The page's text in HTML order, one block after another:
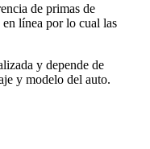
de primas de
línea por lo cual las
y depende de
y modelo del auto.